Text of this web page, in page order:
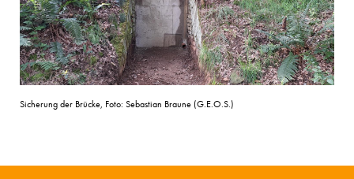
Sicherung der Brücke, Foto: Sebastian Braune (G.E.O.S.)